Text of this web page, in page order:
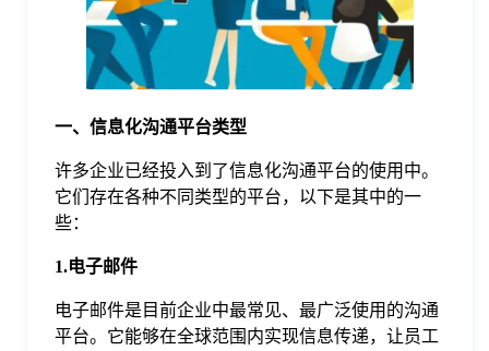
一、信息化沟通平台类型
许多企业已经投入到了信息化沟通平台的使用中。
它们存在各种不同类型的平台，以下是其中的一
些：
1.电子邮件
电子邮件是目前企业中最常见、最广泛使用的沟通
平台。它能够在全球范围内实现信息传递，让员工